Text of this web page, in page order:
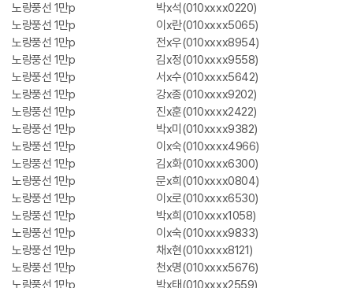
노랑풍선 1만p
박x석(010xxxx0220)
노랑풍선 1만p
이x란(010xxxx5065)
노랑풍선 1만p
전x우(010xxxx8954)
노랑풍선 1만p
김x정(010xxxx9558)
노랑풍선 1만p
서x수(010xxxx5642)
노랑풍선 1만p
강x종(010xxxx9202)
노랑풍선 1만p
진x훈(010xxxx2422)
노랑풍선 1만p
박x미(010xxxx9382)
노랑풍선 1만p
이x숙(010xxxx4966)
노랑풍선 1만p
김x화(010xxxx6300)
노랑풍선 1만p
문x희(010xxxx0804)
노랑풍선 1만p
이x로(010xxxx6530)
노랑풍선 1만p
박x희(010xxxx1058)
노랑풍선 1만p
이x숙(010xxxx9833)
노랑풍선 1만p
채x현(010xxxx8121)
노랑풍선 1만p
천x명(010xxxx5676)
노랑풍선 1만p
박x태(010xxxx2559)